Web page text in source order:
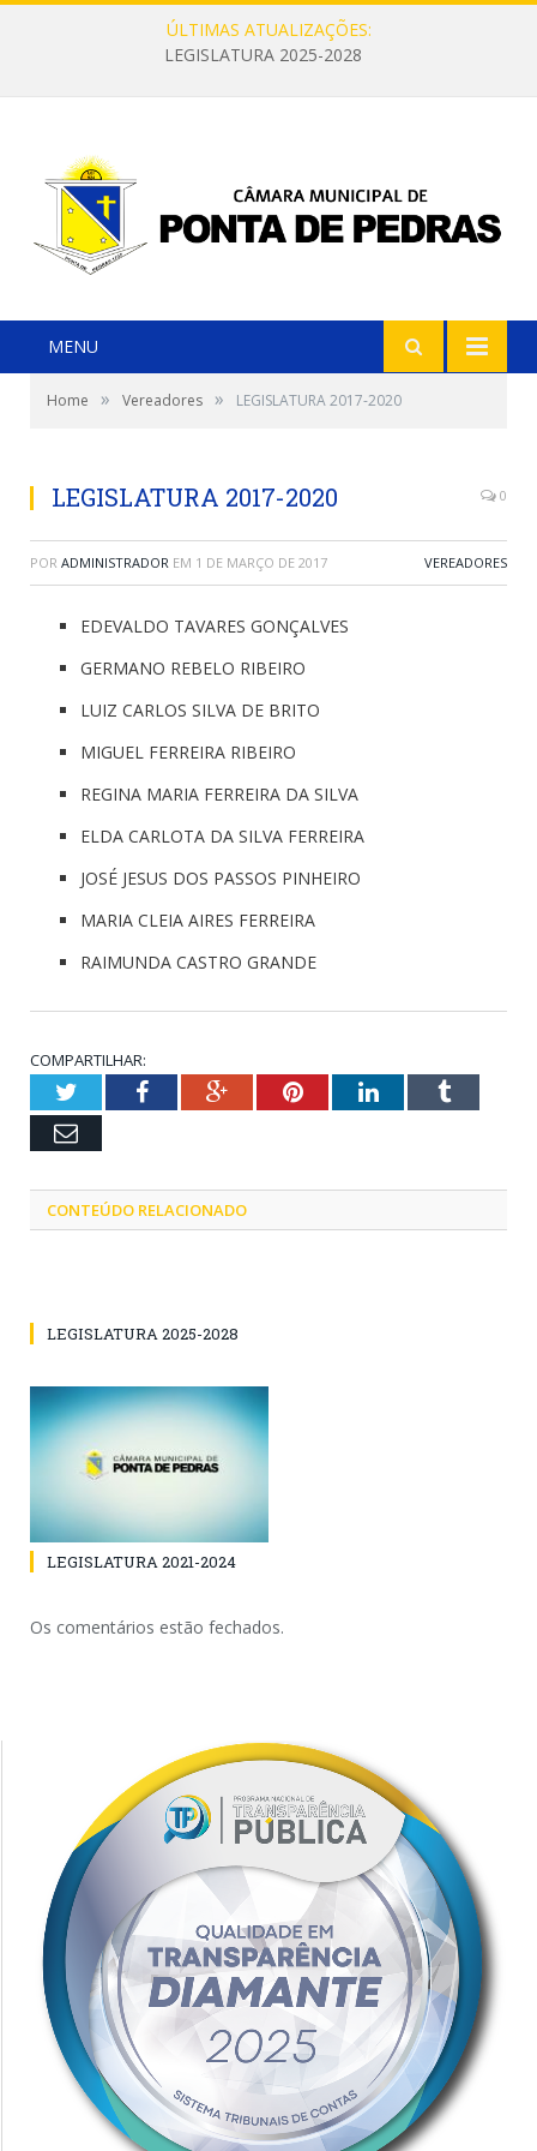
ÚLTIMAS ATUALIZAÇÕES:
LEGISLATURA 2025-2028
MENU
Home » Vereadores » LEGISLATURA 2017-2020
LEGISLATURA 2017-2020 0
POR ADMINISTRADOR EM 1 DE MARÇO DE 2017 VEREADORES
EDEVALDO TAVARES GONÇALVES
GERMANO REBELO RIBEIRO
LUIZ CARLOS SILVA DE BRITO
MIGUEL FERREIRA RIBEIRO
REGINA MARIA FERREIRA DA SILVA
ELDA CARLOTA DA SILVA FERREIRA
JOSÉ JESUS DOS PASSOS PINHEIRO
MARIA CLEIA AIRES FERREIRA
RAIMUNDA CASTRO GRANDE
COMPARTILHAR:
TwitterFacebookGoogle+PinterestLinkedInTumblr
Email
CONTEÚDO RELACIONADO
LEGISLATURA 2025-2028
LEGISLATURA 2021-2024
Os comentários estão fechados.